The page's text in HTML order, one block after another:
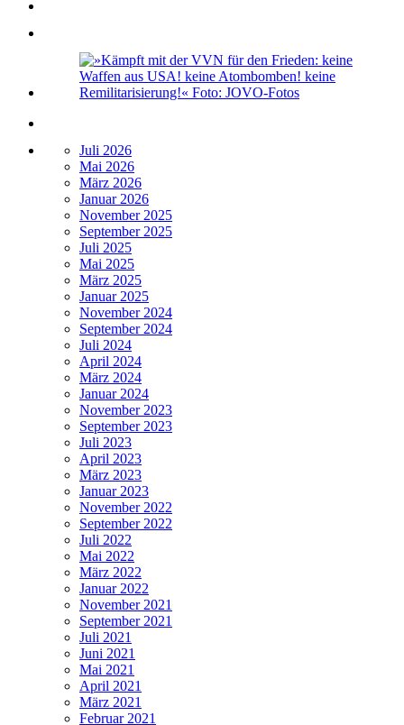
Juli 2026
Mai 2026
März 2026
Januar 2026
November 2025
September 2025
Juli 2025
Mai 2025
März 2025
Januar 2025
November 2024
September 2024
Juli 2024
April 2024
März 2024
Januar 2024
November 2023
September 2023
Juli 2023
April 2023
März 2023
Januar 2023
November 2022
September 2022
Juli 2022
Mai 2022
März 2022
Januar 2022
November 2021
September 2021
Juli 2021
Juni 2021
Mai 2021
April 2021
März 2021
Februar 2021